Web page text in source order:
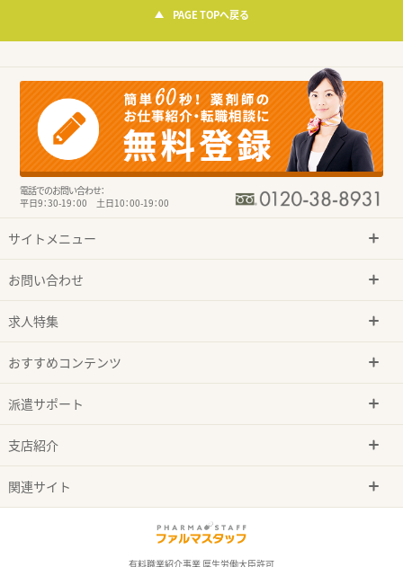
PAGE TOPへ戻る
電話でのお問い合わせ：
平日9：30-19：00 土日10：00-19：00
サイトメニュー
お問い合わせ
求人特集
おすすめコンテンツ
派遣サポート
支店紹介
関連サイト
有料職業紹介事業 厚生労働大臣許可